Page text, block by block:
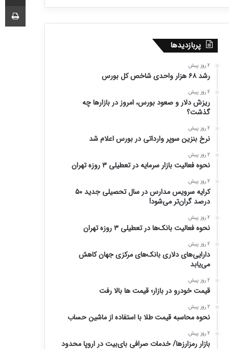
پربازدیدها
2 روز پیش
رشد ۶۸ هزار واحدی شاخص کل بورس
2 روز پیش
ریزش دلار و صعود بورس، امروز در بازارها چه
گذشت؟
2 روز پیش
نرخ بنزین سوپر وارداتی در بورس اعلام شد
2 روز پیش
نحوه فعالیت بازار سرمایه در تعطیلی ۳ روزه تهران
2 روز پیش
کرایه سرویس مدارس در سال تحصیلی جدید ۵۰
درصد گران‌تر می‌شود!
2 روز پیش
نحوه فعالیت بانک‌ها در تعطیلی ۳ روزه تهران
2 روز پیش
دارایی‌های دلاری بانک‌های مرکزی جهان کاهش
می‌یابد
2 روز پیش
قیمت خودرو در بازار؛ قیمت ها بالا رفت
2 روز پیش
نحوه محاسبه قیمت طلا با استفاده از ماشین حساب
2 روز پیش
بازار رمزارزها/ خدمات صرافی بای‌بیت در اروپا محدود